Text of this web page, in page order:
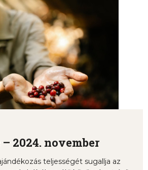
2024. november
teljességét sugallja az